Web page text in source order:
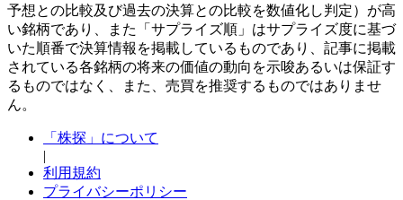
予想との比較及び過去の決算との比較を数値化し判定）が高
い銘柄であり、また「サプライズ順」はサプライズ度に基づ
いた順番で決算情報を掲載しているものであり、記事に掲載
されている各銘柄の将来の価値の動向を示唆あるいは保証す
るものではなく、また、売買を推奨するものではありませ
ん。
「株探」について
|
利用規約
プライバシーポリシー